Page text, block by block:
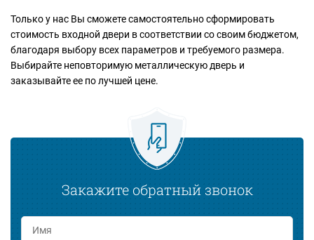
Только у нас Вы сможете самостоятельно сформировать
стоимость входной двери в соответствии со своим бюджетом,
благодаря выбору всех параметров и требуемого размера.
Выбирайте неповторимую металлическую дверь и
заказывайте ее по лучшей цене.
Закажите обратный звонок